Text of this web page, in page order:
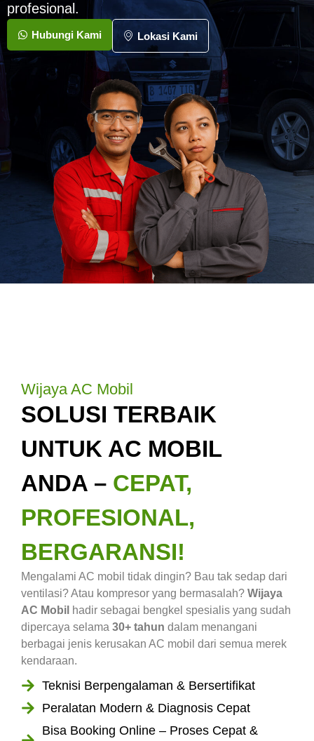
profesional.
Hubungi Kami Lokasi Kami
Wijaya AC Mobil
SOLUSI TERBAIK
UNTUK AC MOBIL
ANDA – CEPAT,
PROFESIONAL,
BERGARANSI!
Mengalami AC mobil tidak dingin? Bau tak sedap dari
ventilasi? Atau kompresor yang bermasalah? Wijaya
AC Mobil hadir sebagai bengkel spesialis yang sudah
dipercaya selama 30+ tahun dalam menangani
berbagai jenis kerusakan AC mobil dari semua merek
kendaraan.
Teknisi Berpengalaman & Bersertifikat
Peralatan Modern & Diagnosis Cepat
Bisa Booking Online – Proses Cepat &